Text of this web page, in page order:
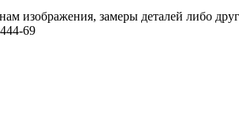
изображения, замеры деталей либо
69